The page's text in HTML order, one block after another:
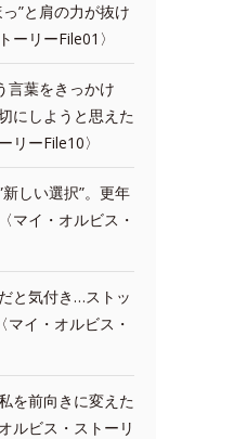
”と肩の力が抜け
ーリーFile01〉
言葉をきっかけ
にしようと思えた
リーFile10〉
しい選択”。更年
マイ・オルビス・
と気付き…ストッ
マイ・オルビス・
を前向きに変えた
ルビス・ストーリ